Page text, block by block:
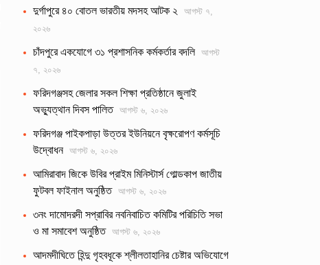
দুর্গাপুরে ৪০ বোতল ভারতীয় মদসহ আটক ২
আগস্ট ৭,
২০২৬
চাঁদপুরে একযোগে ৩১ প্রশাসনিক কর্মকর্তার বদলি
আগস্ট
৭, ২০২৬
ফরিদগঞ্জসহ জেলার সকল শিক্ষা প্রতিষ্ঠানে জুলাই
অভ্যুত্থান দিবস পালিত
আগস্ট ৬, ২০২৬
ফরিদগঞ্জ পাইকপাড়া উত্তর ইউনিয়নে বৃক্ষরোপণ কর্মসূচি
উদ্বোধন
আগস্ট ৬, ২০২৬
আমিরাবাদ জিকে উবির প্রাইম মিনিস্টার্স গোল্ডকাপ জাতীয়
ফুটবল ফাইনাল অনুষ্ঠিত
আগস্ট ৬, ২০২৬
৩নং দামোদরদী সপ্রাবির নবনিবাচিত কমিটির পরিচিতি সভা
ও মা সমাবেশ অনুষ্ঠিত
আগস্ট ৬, ২০২৬
আদমদীঘিতে হিন্দু গৃহবধূকে শ্লীলতাহানির চেষ্টার অভিযোগে